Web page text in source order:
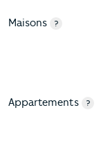
Maisons ?
Appartements ?